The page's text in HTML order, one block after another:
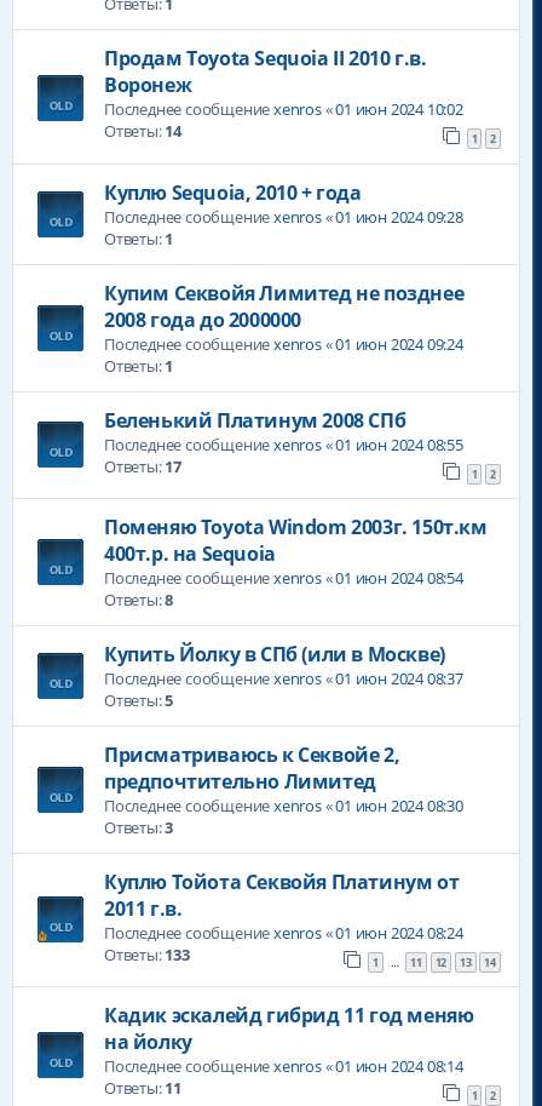
Продам Toyota Sequoia II 2010 г.в.
Воронеж
Последнее сообщениеxenros«01 июн 2024 10:02
Ответы:14 1 2
Куплю Sequoia, 2010 + года
Последнее сообщениеxenros«01 июн 2024 09:28
Ответы:1
Купим Секвойя Лимитед не позднее
2008 года до 2000000
Последнее сообщениеxenros«01 июн 2024 09:24
Ответы:1
Беленький Платинум 2008 СПб
Последнее сообщениеxenros«01 июн 2024 08:55
Ответы:17 1 2
Поменяю Toyota Windom 2003г. 150т.км
400т.р. на Sequoia
Последнее сообщениеxenros«01 июн 2024 08:54
Ответы:8
Купить Йолку в СПб (или в Москве)
Последнее сообщениеxenros«01 июн 2024 08:37
Ответы:5
Присматриваюсь к Секвойе 2,
предпочтительно Лимитед
Последнее сообщениеxenros«01 июн 2024 08:30
Ответы:3
Куплю Тойота Секвойя Платинум от
2011 г.в.
Последнее сообщениеxenros«01 июн 2024 08:24
Ответы:133 1 … 11 12 13 14
Кадик эскалейд гибрид 11 год меняю
на йолку
Последнее сообщениеxenros«01 июн 2024 08:14
Ответы:11 1 2